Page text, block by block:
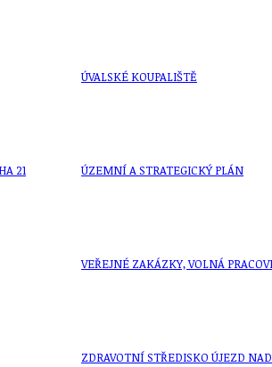
21
ÚVALSKÉ KOUPALIŠTĚ
ÚZEMNÍ A STRATEGICKÝ PLÁN
VEŘEJNÉ ZAKÁZKY, VOLNÁ
ZDRAVOTNÍ STŘEDISKO ÚJEZD